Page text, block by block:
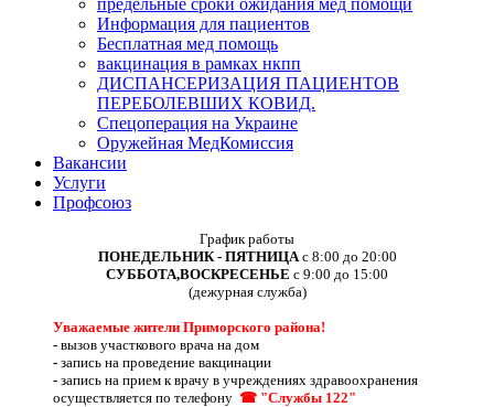
Информация для пациентов
Бесплатная мед помощь
вакцинация в рамках нкпп
ДИСПАНСЕРИЗАЦИЯ ПАЦИЕНТОВ
ПЕРЕБОЛЕВШИХ КОВИД.
Спецоперация на Украине
Оружейная МедКомиссия
Вакансии
Услуги
Профсоюз
График работы
ПОНЕДЕЛЬНИК - ПЯТНИЦА с 8:00 до 20:00
СУББОТА,ВОСКРЕСЕНЬЕ с 9:00 до 15:00
(дежурная служба)
Уважаемые жители Приморского района!
- вызов участкового врача на дом
- запись на проведение вакцинации
- запись на прием к врачу в учреждениях здравоохранения
осуществляется по телефону ☎ "Службы 122"